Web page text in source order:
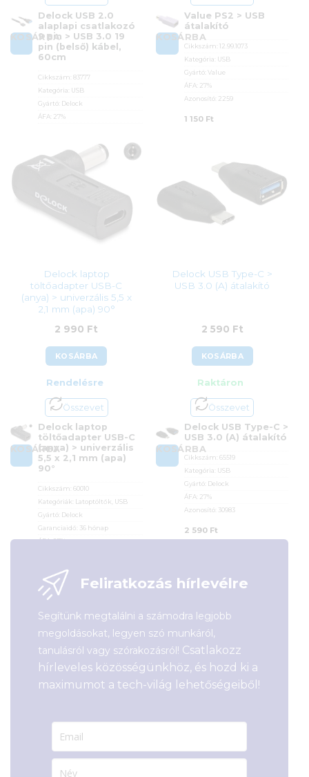
KOSÁRBA
Delock USB 2.0
alaplapi csatlakozó
9 pin > USB 3.0 19
pin (belső) kábel,
60cm
Cikkszám:83777
Kategória: USB
Gyártó: Delock
ÁFA: 27%
2 390Ft
KOSÁRBA
Value PS2 > USB
átalakító
Cikkszám: 12.99.1073
Kategória: USB
Gyártó: Value
ÁFA: 27%
Azonosító: 2259
1 150 Ft
Delock laptop
töltőadapter USB-C
(anya) > univerzális 5,5 x
2,1 mm (apa) 90°
2 990 Ft
KOSÁRBA
Rendelésre
Összevet
KOSÁRBA
Delock laptop
töltőadapter USB-C
(anya) > univerzális
5,5 x 2,1 mm (apa)
90°
Cikkszám:60010
Kategóriák:
Latoptöltők USB
Gyártó: Delock
Garanciaidő: 36 hónap
ÁFA:27%
2 990Ft
Delock USB Type-C >
USB 3.0 (A) átalakító
2 590 Ft
KOSÁRBA
Raktáron
Összevet
KOSÁRBA
Delock USB Type-C >
USB 3.0 (A) átalakító
Cikkszám: 65519
Kategória: USB
Gyártó: Delock
ÁFA: 27%
Azonosító: 30983
2 590 Ft
Feliratkozás hírlevélre
Segítünk megtalálni a számodra legjobb
megoldásokat, legyen szó munkáról,
tanulásról vagy szórakozásról! Csatlakozz
hírleveles közösségünkhöz, és hozd ki a
maximumot a tech-világ lehetőségeiből!